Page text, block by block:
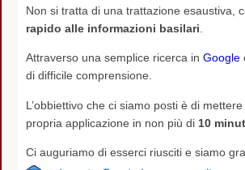
Non si tratta di una trattazione esaustiva,
rapido alle informazioni basilari.
Attraverso una semplice ricerca in Google
di difficile comprensione.
L’obbiettivo che ci siamo posti è di
propria applicazione in non più di 10
Ci auguriamo di esserci riusciti e siamo